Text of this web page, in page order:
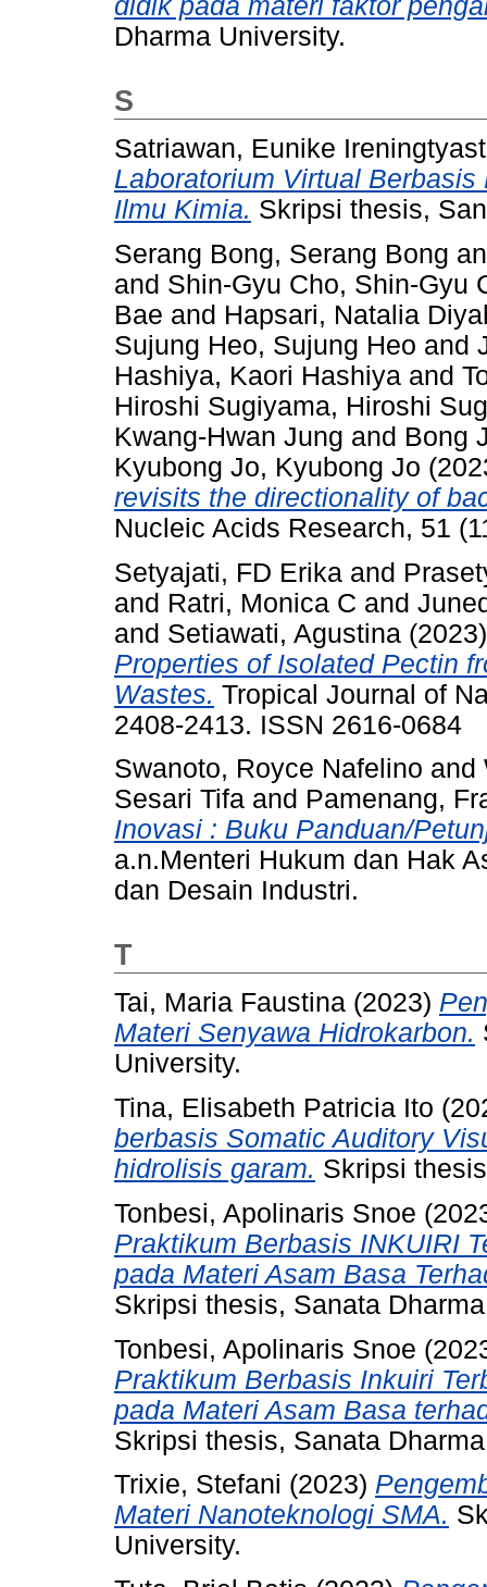
didik pada materi faktor
Dharma University.
S
Satriawan, Eunike
Laboratorium Virtual
Ilmu Kimia. Skripsi thesis,
Serang Bong, Serang Bong
and Shin-Gyu Cho, Shin-Gyu
Bae and Hapsari, Natalia
Sujung Heo, Sujung Heo and
Hashiya, Kaori Hashiya and
Hiroshi Sugiyama, Hiroshi
Kwang-Hwan Jung and Bong
Kyubong Jo, Kyubong Jo
revisits the directionality of
Nucleic Acids Research, 51
Setyajati, FD Erika and
and Ratri, Monica C and
and Setiawati, Agustina
Properties of Isolated Pectin
Wastes. Tropical Journal of
2408-2413. ISSN 2616-0684
Swanoto, Royce Nafelino and
Sesari Tifa and Pamenang,
Inovasi : Buku Panduan/
a.n.Menteri Hukum dan Hak
dan Desain Industri.
T
Tai, Maria Faustina (2023)
Materi Senyawa Hidrokarbon.
University.
Tina, Elisabeth Patricia Ito
berbasis Somatic Auditory
hidrolisis garam. Skripsi
Tonbesi, Apolinaris Snoe
Praktikum Berbasis INKUIRI
pada Materi Asam Basa
Skripsi thesis, Sanata
Tonbesi, Apolinaris Snoe
Praktikum Berbasis Inkuiri
pada Materi Asam Basa
Skripsi thesis, Sanata
Trixie, Stefani (2023)
Materi Nanoteknologi SMA.
University.